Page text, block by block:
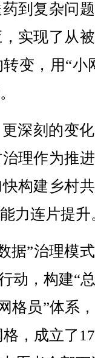
到复杂问
实现了从
变，用“小
深刻的变
理作为推
构建乡村
力连片提升
”治理模
动，构建“
格员”体系
，成立了